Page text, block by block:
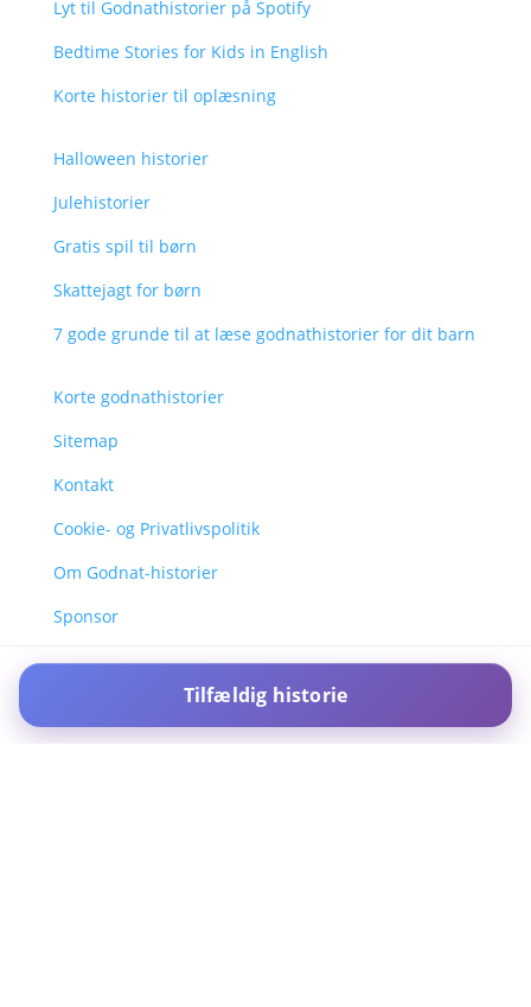
Lyt til Godnathistorier på Spotify
Bedtime Stories for Kids in English
Korte historier til oplæsning
Halloween historier
Julehistorier
Gratis spil til børn
Skattejagt for børn
7 gode grunde til at læse godnathistorier for dit barn
Korte godnathistorier
Sitemap
Kontakt
Cookie- og Privatlivspolitik
Om Godnat-historier
Sponsor
Tilfældig historie